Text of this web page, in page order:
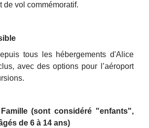
de vol commémoratif.
tous les hébergements d'Alice
avec des options pour l’aéroport
(sont considéré "enfants",
de 6 à 14 ans)